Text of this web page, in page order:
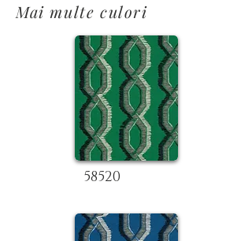
Mai multe culori
58520